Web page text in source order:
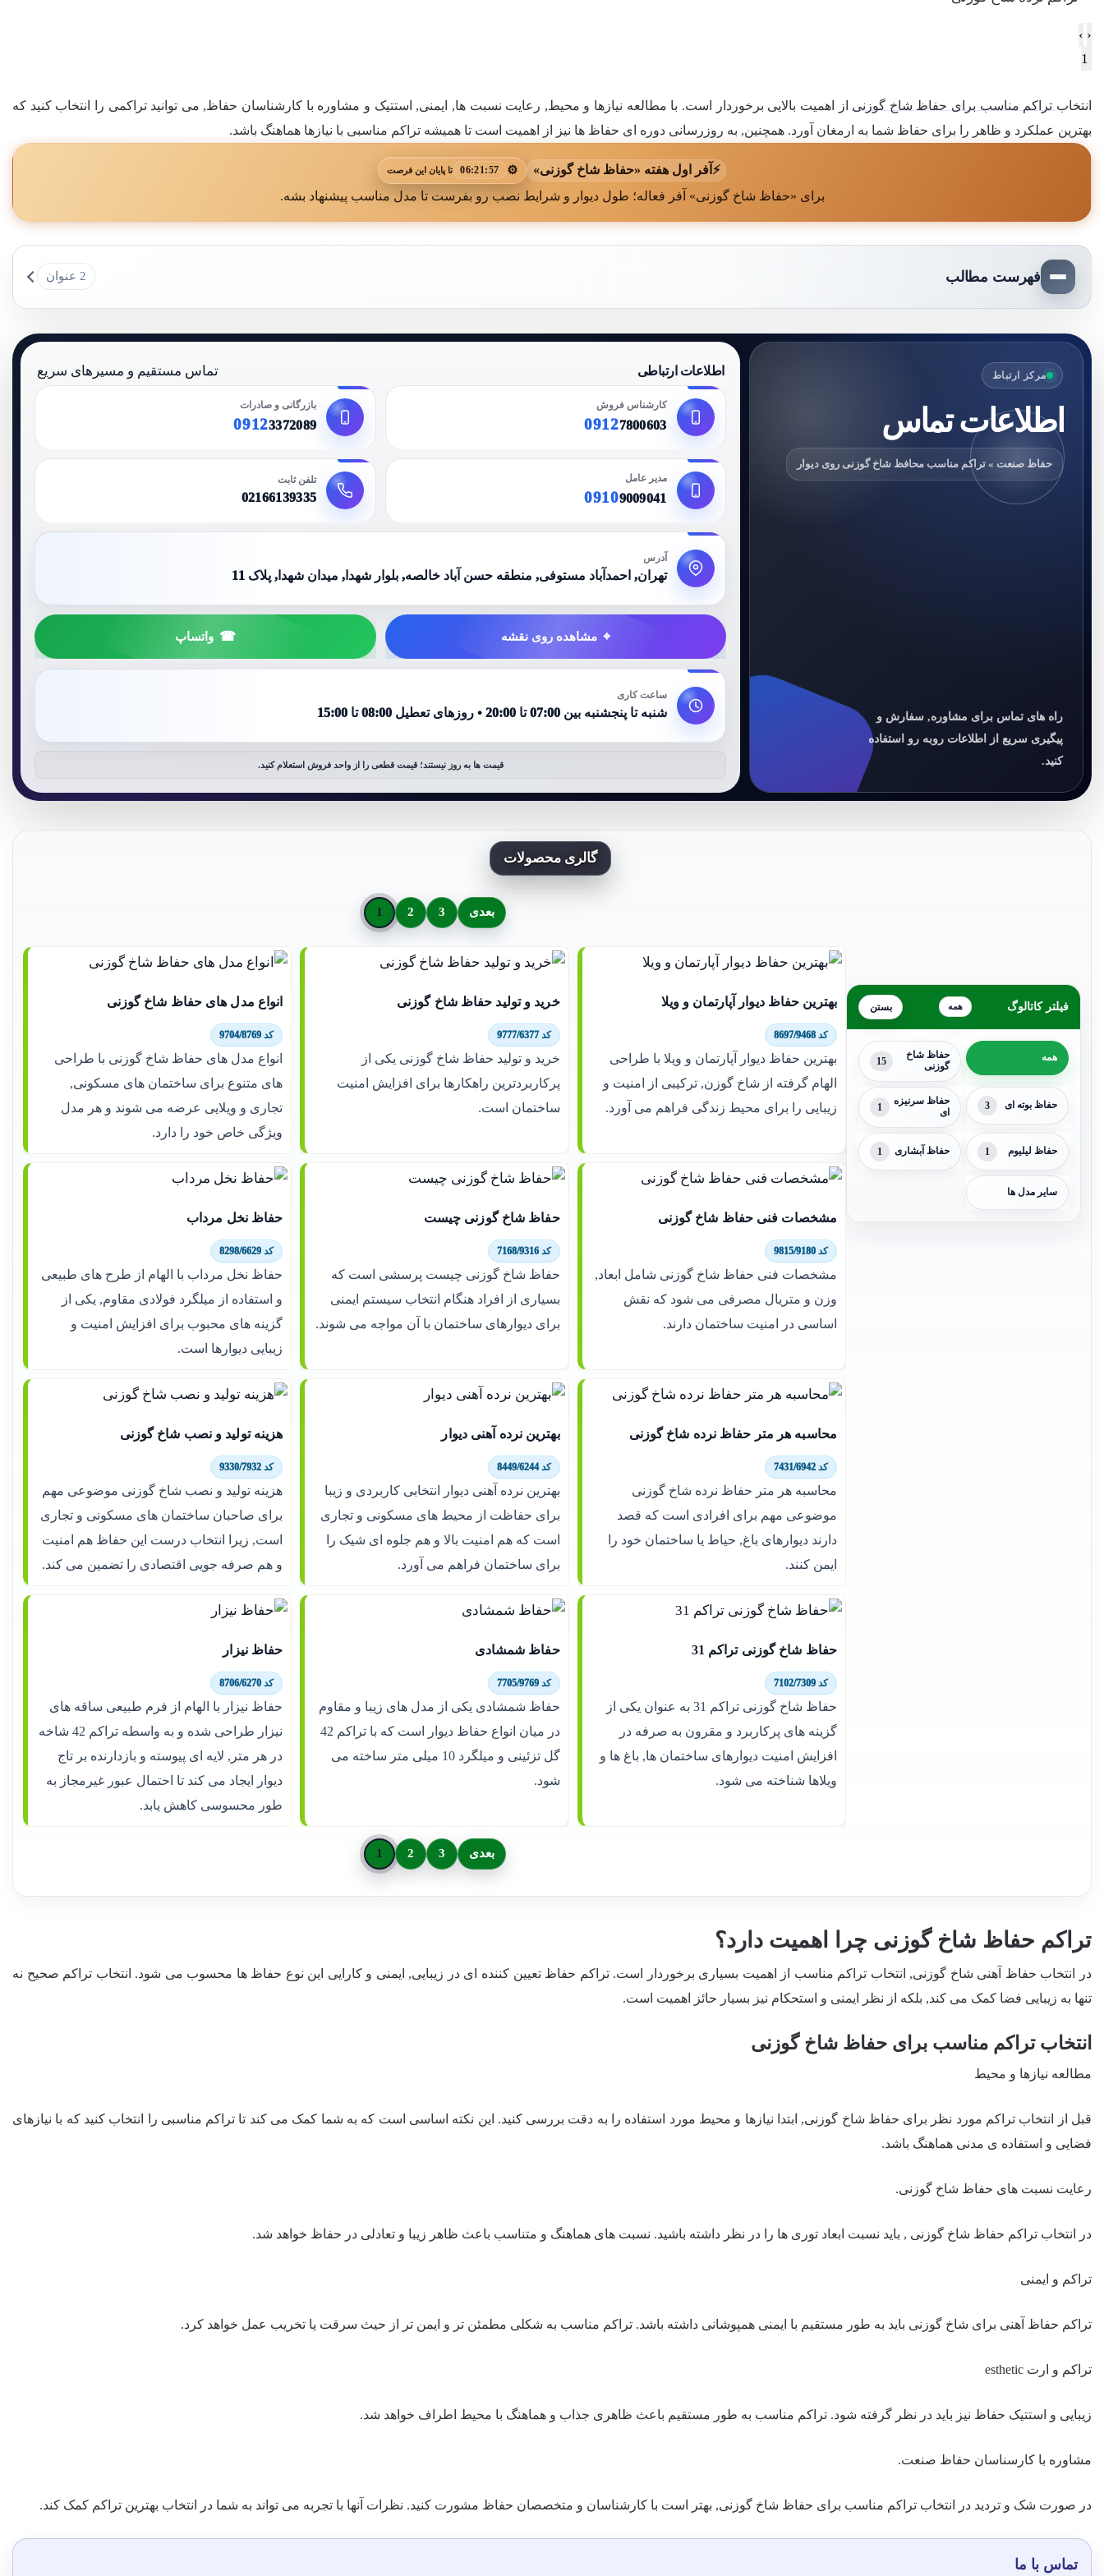
‹
›
1
انتخاب تراکم مناسب برای حفاظ شاخ گوزنی از اهمیت بالایی برخوردار است. با مطالعه نیازها و محیط, رعایت نسبت ها, ایمنی, استتیک و مشاوره با کارشناسان حفاظ, می توانید تراکمی را انتخاب کنید که
بهترین عملکرد و ظاهر را برای حفاظ شما به ارمغان آورد. همچنین, به روزرسانی دوره ای حفاظ ها نیز از اهمیت است تا همیشه تراکم مناسبی با نیازها هماهنگ باشد.
⚡ آفر اول هفته «حفاظ شاخ گوزنی» ⚙️
06:21:55 تا پایان این فرصت
برای «حفاظ شاخ گوزنی» آفر فعاله؛ طول دیوار و شرایط نصب رو بفرست تا مدل مناسب پیشنهاد بشه.
فهرست مطالب 2 عنوان
مرکز ارتباط
اطلاعات تماس
حفاظ صنعت » تراکم مناسب محافظ شاخ گوزنی روی دیوار
راه های تماس برای مشاوره, سفارش و
پیگیری سریع از اطلاعات روبه رو استفاده
کنید.
اطلاعات ارتباطی تماس مستقیم و مسیرهای سریع
کارشناس فروش
09127800603
بازرگانی و صادرات
09123372089
مدیر عامل
09109009041
تلفن ثابت
02166139335
آدرس
تهران, احمدآباد مستوفی, منطقه حسن آباد خالصه, بلوار شهدا, میدان شهدا, پلاک 11
مشاهده روی نقشه واتساپ
ساعت کاری
شنبه تا پنجشنبه بین 07:00 تا 20:00 • روزهای تعطیل 08:00 تا 15:00
قیمت ها به روز نیستند؛ قیمت قطعی را از واحد فروش استعلام کنید.
گالری محصولات
فیلتر کاتالوگ همه
همه
حفاظ شاخ
گوزنی
15
حفاظ بوته ای 3
حفاظ سرنیزه
ای
1
حفاظ لیلیوم 1 حفاظ آبشاری 1
سایر مدل ها
1 2 3 بعدی
بهترین حفاظ دیوار آپارتمان و ویلا
کد 8697/9468
بهترین حفاظ دیوار آپارتمان و ویلا با طراحی
الهام گرفته از شاخ گوزن, ترکیبی از امنیت و
زیبایی را برای محیط زندگی فراهم می آورد.
خرید و تولید حفاظ شاخ گوزنی
کد 9777/6377
خرید و تولید حفاظ شاخ گوزنی یکی از
پرکاربردترین راهکارها برای افزایش امنیت
ساختمان است.
انواع مدل های حفاظ شاخ گوزنی
کد 9704/8769
انواع مدل های حفاظ شاخ گوزنی با طراحی
های متنوع برای ساختمان های مسکونی,
تجاری و ویلایی عرضه می شوند و هر مدل
ویژگی خاص خود را دارد.
مشخصات فنی حفاظ شاخ گوزنی
کد 9815/9180
مشخصات فنی حفاظ شاخ گوزنی شامل ابعاد,
وزن و متریال مصرفی می شود که نقش
اساسی در امنیت ساختمان دارند.
حفاظ شاخ گوزنی چیست
کد 7168/9316
حفاظ شاخ گوزنی چیست پرسشی است که
بسیاری از افراد هنگام انتخاب سیستم ایمنی
برای دیوارهای ساختمان با آن مواجه می شوند.
حفاظ نخل مرداب
کد 8298/6629
حفاظ نخل مرداب با الهام از طرح های طبیعی
و استفاده از میلگرد فولادی مقاوم, یکی از
گزینه های محبوب برای افزایش امنیت و
زیبایی دیوارها است.
محاسبه هر متر حفاظ نرده شاخ گوزنی
کد 7431/6942
محاسبه هر متر حفاظ نرده شاخ گوزنی
موضوعی مهم برای افرادی است که قصد
دارند دیوارهای باغ, حیاط یا ساختمان خود را
ایمن کنند.
بهترین نرده آهنی دیوار
کد 8449/6244
بهترین نرده آهنی دیوار انتخابی کاربردی و زیبا
برای حفاظت از محیط های مسکونی و تجاری
است که هم امنیت بالا و هم جلوه ای شیک را
برای ساختمان فراهم می آورد.
هزینه تولید و نصب شاخ گوزنی
کد 9330/7932
هزینه تولید و نصب شاخ گوزنی موضوعی مهم
برای صاحبان ساختمان های مسکونی و تجاری
است, زیرا انتخاب درست این حفاظ هم امنیت
و هم صرفه جویی اقتصادی را تضمین می کند.
حفاظ شاخ گوزنی تراکم 31
کد 7102/7309
حفاظ شاخ گوزنی تراکم 31 به عنوان یکی از
گزینه های پرکاربرد و مقرون به صرفه در
افزایش امنیت دیوارهای ساختمان ها, باغ ها و
ویلاها شناخته می شود.
حفاظ شمشادی
کد 7705/9769
حفاظ شمشادی یکی از مدل های زیبا و مقاوم
در میان انواع حفاظ دیوار است که با تراکم 42
گل تزئینی و میلگرد 10 میلی متر ساخته می
شود.
حفاظ نیزار
کد 8706/6270
حفاظ نیزار با الهام از فرم طبیعی ساقه های
نیزار طراحی شده و به واسطه تراکم 42 شاخه
در هر متر, لایه ای پیوسته و بازدارنده بر تاج
دیوار ایجاد می کند تا احتمال عبور غیرمجاز به
طور محسوسی کاهش یابد.
1 2 3 بعدی
تراکم حفاظ شاخ گوزنی چرا اهمیت دارد؟
در انتخاب حفاظ آهنی شاخ گوزنی, انتخاب تراکم مناسب از اهمیت بسیاری برخوردار است. تراکم حفاظ تعیین کننده ای در زیبایی, ایمنی و کارایی این نوع حفاظ ها محسوب می شود. انتخاب تراکم صحیح نه
تنها به زیبایی فضا کمک می کند, بلکه از نظر ایمنی و استحکام نیز بسیار حائز اهمیت است.
انتخاب تراکم مناسب برای حفاظ شاخ گوزنی
مطالعه نیازها و محیط
قبل از انتخاب تراکم مورد نظر برای حفاظ شاخ گوزنی, ابتدا نیازها و محیط مورد استفاده را به دقت بررسی کنید. این نکته اساسی است که به شما کمک می کند تا تراکم مناسبی را انتخاب کنید که با نیازهای
فضایی و استفاده ی مدنی هماهنگ باشد.
رعایت نسبت های حفاظ شاخ گوزنی.
در انتخاب تراکم حفاظ شاخ گوزنی , باید نسبت ابعاد توری ها را در نظر داشته باشید. نسبت های هماهنگ و متناسب باعث ظاهر زیبا و تعادلی در حفاظ خواهد شد.
تراکم و ایمنی
تراکم حفاظ آهنی برای شاخ گوزنی باید به طور مستقیم با ایمنی همپوشانی داشته باشد. تراکم مناسب به شکلی مطمئن تر و ایمن تر از حیث سرقت یا تخریب عمل خواهد کرد.
تراکم و ارت esthetic
زیبایی و استتیک حفاظ نیز باید در نظر گرفته شود. تراکم مناسب به طور مستقیم باعث ظاهری جذاب و هماهنگ با محیط اطراف خواهد شد.
مشاوره با کارسناسان حفاظ صنعت.
در صورت شک و تردید در انتخاب تراکم مناسب برای حفاظ شاخ گوزنی, بهتر است با کارشناسان و متخصصان حفاظ مشورت کنید. نظرات آنها با تجربه می تواند به شما در انتخاب بهترین تراکم کمک کند.
تماس با ما